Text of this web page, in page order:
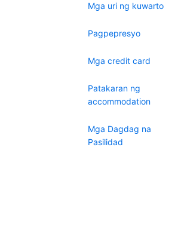
Mga uri ng kuwarto
Pagpepresyo
Mga credit card
Patakaran ng
accommodation
Mga Dagdag na
Pasilidad